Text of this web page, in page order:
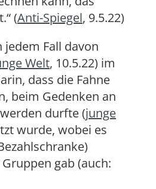
(Anti-Spiegel, 9.5.22)
jedem Fall davon
Welt, 10.5.22) im
dass die Fahne
beim Gedenken an
durfte (junge
wurde, wobei es
gab (auch: